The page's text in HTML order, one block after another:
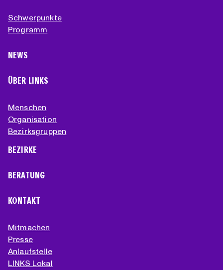
Schwerpunkte
Programm
NEWS
ÜBER LINKS
Menschen
Organisation
Bezirksgruppen
BEZIRKE
BERATUNG
KONTAKT
Mitmachen
Presse
Anlaufstelle
LINKS Lokal